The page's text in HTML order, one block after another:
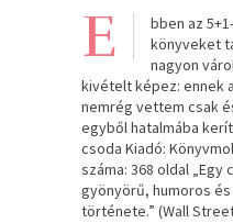
E
bben az
könyveket
nagyon
kivételt képez: ennek
nemrég vettem csak
egyből hatalmába
csoda Kiadó:
száma: 368 oldal
gyönyörű, humoros
története.” (Wall